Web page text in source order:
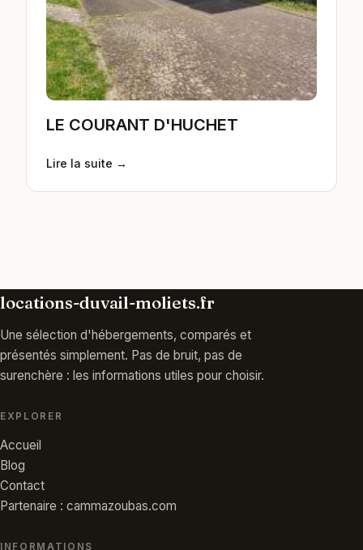
LE COURANT D'HUCHET
Lire la suite →
locations-duvail-moliets.fr
Une sélection d'hébergements, comparés et
présentés simplement. Pas de bruit, pas de
surenchère : les informations utiles pour choisir.
EXPLORER
Accueil
Blog
Contact
Partenaire : cammazoubas.com
INFORMATIONS